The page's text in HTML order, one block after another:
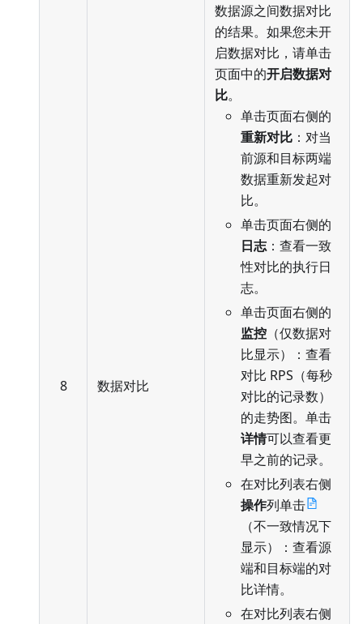
8 数据对比
数据源之间数据对比
的结果。如果您未开
启数据对比，请单击
页面中的开启数据对
比。
单击页面右侧的
重新对比 ：对当
前源和目标两端
数据重新发起对
比。
单击页面右侧的
日志：查看一致
性对比的执行日
志。
单击页面右侧的
监控 （仅数据对
比显示）：查看
对比 RPS（每秒
对比的记录数）
的走势图。单击
详情可以查看更
早之前的记录。
在对比列表右侧
操作列单击
（不一致情况下
显示）：查看源
端和目标端的对
比详情。
在对比列表右侧